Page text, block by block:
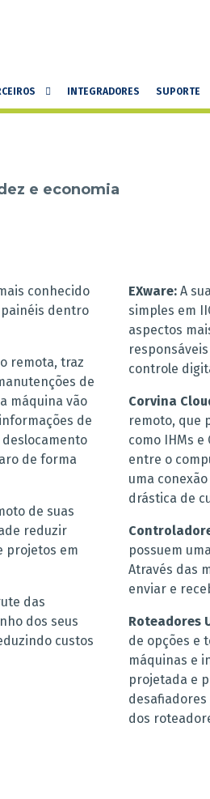
INTEGRADORES SUPORTE
e economia
conhecido
dentro
remota, traz
de
máquina vão
de
de forma
de suas
reduzir
projetos em
das
dos seus
custos
EXware: A
simples em
aspectos
controle
Corvina
remoto, que
como IHMs
entre o
uma
drástica de
possuem
Através das
enviar e
Roteadores
de opções e
máquinas e
projetada e
dos